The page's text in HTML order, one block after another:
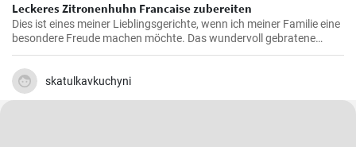
Leckeres Zitronenhuhn Francaise zubereiten
Dies ist eines meiner Lieblingsgerichte, wenn ich meiner Familie eine
besondere Freude machen möchte. Das wundervoll gebratene
Hähnchen, mariniert in cremigem Eierteig und überzogen mit einer
zitronigen Sauce, ist immer wieder beeindruckend. Glauben Sie mir,
wenn Sie dieses schmackhafte Chicken Francaise einmal probiert
haben, werden Sie es in Ihre Liste der Lieblingsrezepte aufnehmen.
skatulkavkuchyni